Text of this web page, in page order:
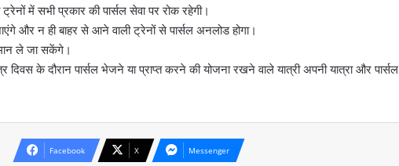
में सभी प्रकार की पार्सल सेवा पर रोक रहेगी।
और न ही बाहर से आने वाली ट्रेनों से पार्सल अनलोड होगा।
ले जा सकेंगे।
के दौरान पार्सल भेजने या प्राप्त करने की योजना रखने वाले यात्री अपनी यात्रा और पार्सल
Facebook X Messenger